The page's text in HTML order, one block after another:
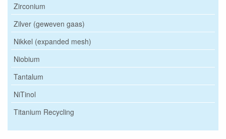
Zirconium
Zilver (geweven gaas)
Nikkel (expanded mesh)
Niobium
Tantalum
NiTinol
Titanium Recycling